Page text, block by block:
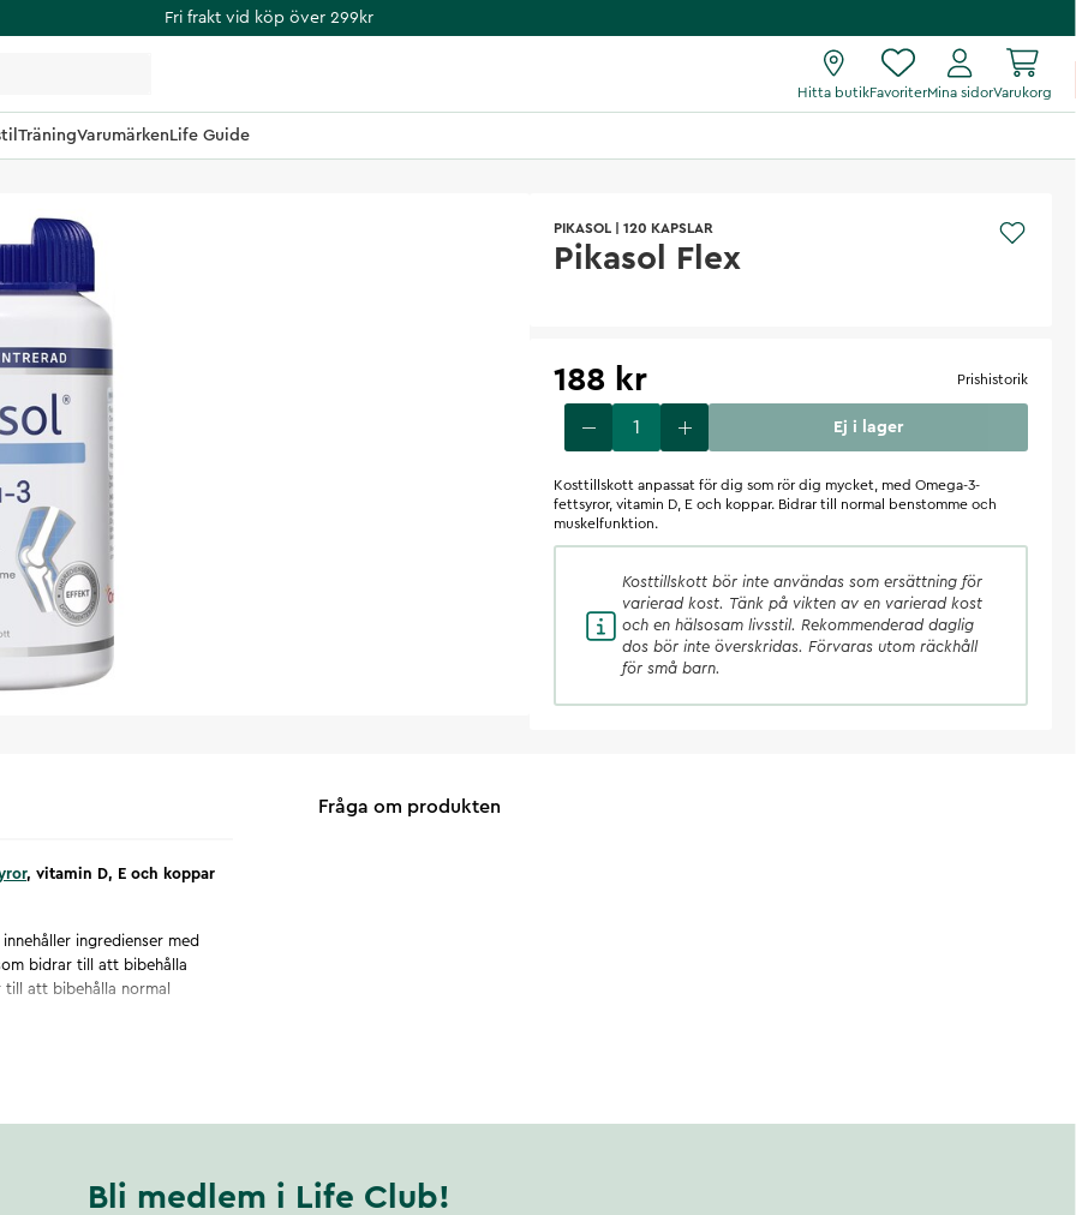
Fri frakt vid köp över 299kr
Hitta butikFavoriterMina sidorVarukorg
TräningVarumärkenLife Guide
PIKASOL 120 KAPSLAR
Pikasol Flex
188 kr Prishistorik
Ej i lager
Kosttillskott anpassat för dig som rör dig mycket, med Omega-3-
fettsyror, vitamin D, E och koppar. Bidrar till normal benstomme och
muskelfunktion.
Kosttillskott bör inte användas som ersättning för
varierad kost. Tänk på vikten av en varierad kost
och en hälsosam livsstil. Rekommenderad daglig
dos bör inte överskridas. Förvaras utom räckhåll
för små barn.
, vitamin D, E och koppar
ingredienser med
bidrar till att bibehålla
till att bibehålla normal
Fråga om produkten
Bli medlem i Life Club!